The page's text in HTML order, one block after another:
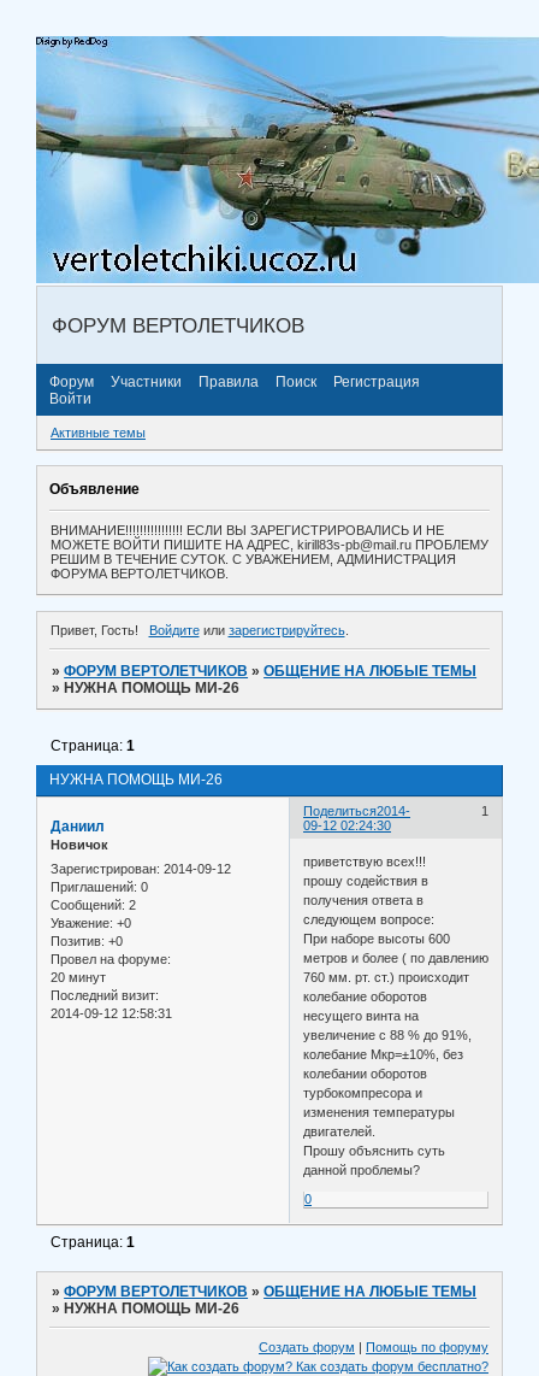
ФОРУМ ВЕРТОЛЕТЧИКОВ
Форум Участники Правила Поиск
Регистрация
Войти
Активные темы
Объявление
ВНИМАНИЕ!!!!!!!!!!!!!!!! ЕСЛИ ВЫ ЗАРЕГИСТРИРОВАЛИСЬ И НЕ
МОЖЕТЕ ВОЙТИ ПИШИТЕ НА АДРЕС, kirill83s-pb@mail.ru ПРОБЛЕМУ
РЕШИМ В ТЕЧЕНИЕ СУТОК. С УВАЖЕНИЕМ, АДМИНИСТРАЦИЯ
ФОРУМА ВЕРТОЛЕТЧИКОВ.
Привет, Гость! Войдитеили зарегистрируйтесь.
»ФОРУМ ВЕРТОЛЕТЧИКОВ »ОБЩЕНИЕ НА ЛЮБЫЕ ТЕМЫ
» НУЖНА ПОМОЩЬ МИ-26
НУЖНА ПОМОЩЬ МИ-26
Страница:1
Поделиться 1
2014-
09-12 02:24:30
Даниил
Новичок
Зарегистрирован: 2014-09-12
Приглашений: 0
Сообщений: 2
Уважение: +0
Позитив: +0
Провел на форуме:
20 минут
Последний визит:
2014-09-12 12:58:31
приветствую всех!!!
прошу содействия в
получения ответа в
следующем вопросе:
При наборе высоты 600
метров и более ( по давлению
760 мм. рт. ст.) происходит
колебание оборотов
несущего винта на
увеличение с 88 % до 91%,
колебание Мкр=±10%, без
колебании оборотов
турбокомпресора и
изменения температуры
двигателей.
Прошу объяснить суть
данной проблемы?
0
Страница:1
»ФОРУМ ВЕРТОЛЕТЧИКОВ »ОБЩЕНИЕ НА ЛЮБЫЕ ТЕМЫ
» НУЖНА ПОМОЩЬ МИ-26
Создать форум | Помощь по форуму